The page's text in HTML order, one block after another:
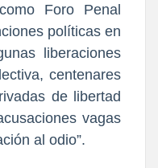
Foro Penal
políticas en
liberaciones
centenares
de libertad
vagas
al odio”.